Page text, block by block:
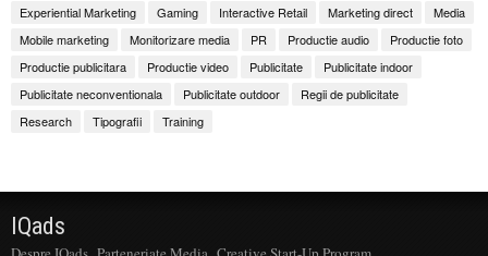
Experiential Marketing
Gaming Interactive Retail Marketing direct
Media
Mobile marketing
Monitorizare media PR Productie audio
Productie foto
Productie publicitara
Productie video Publicitate
Publicitate indoor
Publicitate neconventionala
Publicitate outdoor
Regii de publicitate
Research
Tipografii Training
IQads